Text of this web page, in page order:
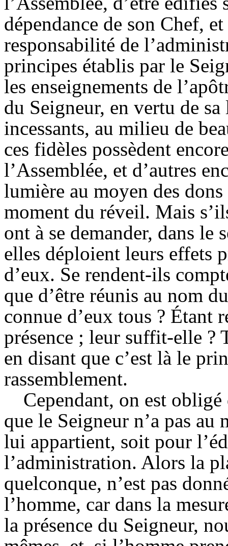
dépendance de son Chef,
responsabilité de
principes établis par le
les enseignements de
du Seigneur, en vertu de
incessants, au milieu de
ces fidèles possèdent
l’Assemblée, et d’autres
lumière au moyen des
moment du réveil. Mais
ont à se demander, dans le
elles déploient leurs effets
d’eux. Se rendent-ils
que d’être réunis au nom
connue d’eux tous ? Étant
présence ; leur suffit-elle ?
en disant que c’est là le
rassemblement.
Cependant, on est
que le Seigneur n’a pas
lui appartient, soit pour
l’administration. Alors la
quelconque, n’est pas
l’homme, car dans la
la présence du Seigneur,